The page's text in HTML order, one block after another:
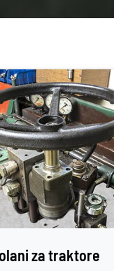
za traktore